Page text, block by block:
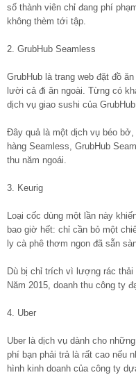
số thành viên chỉ đang phí
không thèm tới tập.
2. GrubHub Seamless
GrubHub là trang web đặt đồ
lười cả đi ăn ngoài. Từng có
dịch vụ giao sushi của
Đây quả là một dịch vụ béo
hàng Seamless, GrubHub
thu năm ngoái.
3. Keurig
Loại cốc dùng một lần này
bao giờ hết: chỉ cần bỏ một
ly cà phê thơm ngon đã sẵn
Dù bị chỉ trích vì lượng rác thải
Năm 2015, doanh thu công ty
4. Uber
Uber là dịch vụ dành cho
phí bạn phải trả là rất cao nếu
hình kinh doanh của công ty